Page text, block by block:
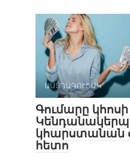
ԱՍՏՂԱԳՈՒՇԱԿ
Գումարը կհոսի
կհարստանան
հետո